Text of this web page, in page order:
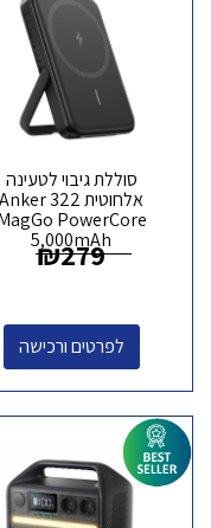
סוללת גיבוי לטעינה
אלחוטית Anker 322
PowerCore
5,000mAh
₪279
לפרטים ורכישה